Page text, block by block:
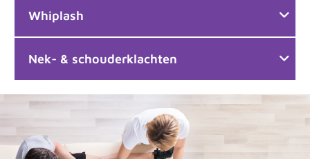
Whiplash
Nek- & schouderklachten